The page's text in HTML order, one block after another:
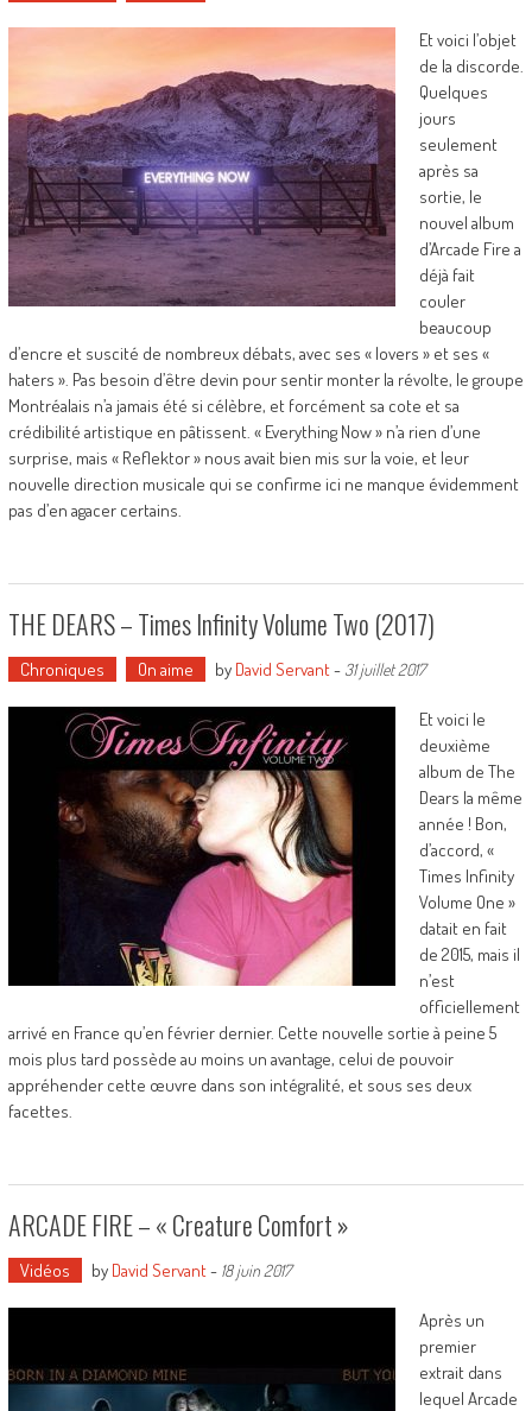
Et voici l’objet
de la discorde.
Quelques
jours
seulement
après sa
sortie, le
nouvel album
d’Arcade Fire a
déjà fait
couler
beaucoup
d’encre et suscité de nombreux débats, avec ses « lovers » et ses «
haters ». Pas besoin d’être devin pour sentir monter la révolte, le groupe
Montréalais n’a jamais été si célèbre, et forcément sa cote et sa
crédibilité artistique en pâtissent. « Everything Now » n’a rien d’une
surprise, mais « Reflektor » nous avait bien mis sur la voie, et leur
nouvelle direction musicale qui se confirme ici ne manque évidemment
pas d’en agacer certains.
THE DEARS – Times Infinity Volume Two (2017)
Chroniques On aime by David Servant- 31 juillet 2017
Et voici le
deuxième
album de The
Dears la même
année ! Bon,
d’accord, «
Times Infinity
Volume One »
datait en fait
de 2015, mais il
n’est
officiellement
arrivé en France qu’en février dernier. Cette nouvelle sortie à peine 5
mois plus tard possède au moins un avantage, celui de pouvoir
appréhender cette œuvre dans son intégralité, et sous ses deux
facettes.
ARCADE FIRE – « Creature Comfort »
Vidéos by David Servant- 18 juin 2017
Après un
premier
extrait dans
lequel Arcade